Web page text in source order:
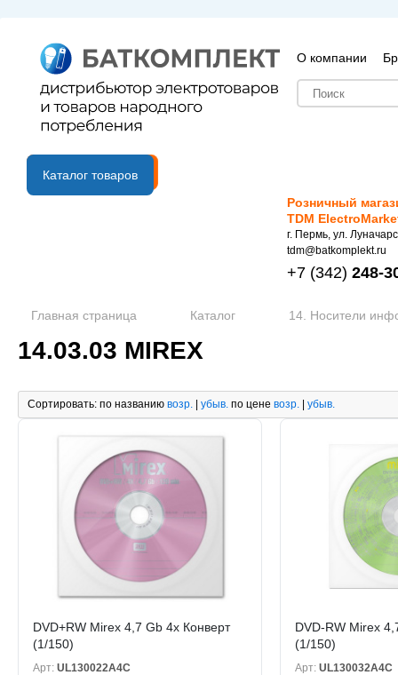
О компании
B2B портал
Каталог товаров
Розничный
TDM
г. Пермь, ул.
tdm@batkomplekt.ru
+7 (342) 248-
Главная страница Каталог 14. Носители
14.03.03 MIREX
Сортировать: по названию возр. | убыв. по цене возр. | убыв.
DVD+RW Mirex 4,7 Gb 4x Конверт
(1/150)
Арт: UL130022A4C
DVD-RW Mirex
(1/150)
Арт: UL130032A4C